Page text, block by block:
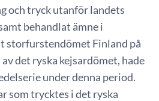
och tryck utanför landets
behandlat ämne i
storfurstendömet Finland på
det ryska kejsardömet, hade
under denna period.
som trycktes i det ryska